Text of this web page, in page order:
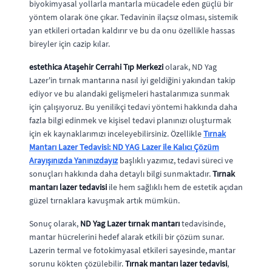
biyokimyasal yollarla mantarla mücadele eden güçlü bir
yöntem olarak öne çıkar. Tedavinin ilaçsız olması, sistemik
yan etkileri ortadan kaldırır ve bu da onu özellikle hassas
bireyler için cazip kılar.
estethica Ataşehir Cerrahi Tıp Merkeziolarak, ND Yag
Lazer'in tırnak mantarına nasıl iyi geldiğini yakından takip
ediyor ve bu alandaki gelişmeleri hastalarımıza sunmak
için çalışıyoruz. Bu yenilikçi tedavi yöntemi hakkında daha
fazla bilgi edinmek ve kişisel tedavi planınızı oluşturmak
için ek kaynaklarımızı inceleyebilirsiniz. ÖzellikleTırnak
Mantarı Lazer Tedavisi: ND YAG Lazer ile Kalıcı Çözüm
Arayışınızda Yanınızdayızbaşlıklı yazımız, tedavi süreci ve
sonuçları hakkında daha detaylı bilgi sunmaktadır.Tırnak
mantarı lazer tedavisi ile hem sağlıklı hem de estetik açıdan
güzel tırnaklara kavuşmak artık mümkün.
Sonuç olarak, ND Yag Lazer tırnak mantarıtedavisinde,
mantar hücrelerini hedef alarak etkili bir çözüm sunar.
Lazerin termal ve fotokimyasal etkileri sayesinde, mantar
sorunu kökten çözülebilir.Tırnak mantarı lazer tedavisi,